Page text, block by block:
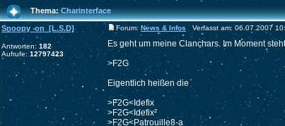
Thema:Charinterface
Snoopy_on_[L.S.D]
Antworten: 182
Aufrufe: 12797423
Forum: News & Infos Verfasst am: 06.07.2007
Es geht um meine Clanchars. Im Moment
>F2G
Eigentlich heißen die
>F2G<Idefix
>F2G<Idefix²
>F2G<Patrouille8-a